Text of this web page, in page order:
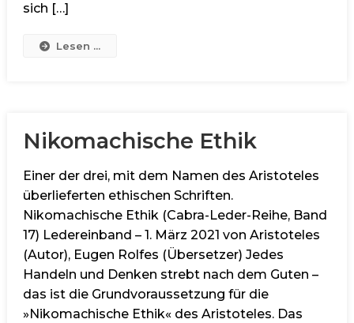
sich […]
Lesen ...
Nikomachische Ethik
Einer der drei, mit dem Namen des Aristoteles
überlieferten ethischen Schriften.
Nikomachische Ethik (Cabra-Leder-Reihe, Band
17) Ledereinband – 1. März 2021 von Aristoteles
(Autor), Eugen Rolfes (Übersetzer) Jedes
Handeln und Denken strebt nach dem Guten –
das ist die Grundvoraussetzung für die
»Nikomachische Ethik« des Aristoteles. Das